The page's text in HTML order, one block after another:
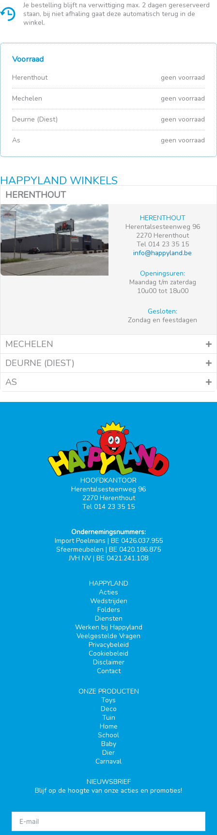
Je bestelling blijft na verwittiging max. 2 dagen gereserveerd
staan, bij niet afhaling gaat deze automatisch terug in de
winkel.
Voorraad
Herenthout geen voorraad
Mechelen geen voorraad
Deurne (Diest) geen voorraad
As geen voorraad
HAPPYLAND WINKELS
HERENTHOUT
HERENTHOUT
Herentalsesteenweg 96
2270 Herenthout
Tel 014 23 35 15
info@happyland.be
Openingsuren:
Maandag t/m zaterdag
10u00 tot 18u00
Gesloten:
Zondag en feestdagen
MECHELEN
DEURNE (DIEST)
AS
HOOFDKANTOOR
Herentalsesteenweg 96
2270 Herenthout
Tel 014 23 35 15
Ondernemingsnummers:
Import Poelmans | BE 0426.037.955
Sfeermeubelen | BE 0420.186.875
JVH NV | BE 0421.241.108
HAPPYLAND
Acties
Wedstrijden
Folders
Diensten
Werken bij Happyland
Veelgestelde Vragen
Privacybeleid
Cookiebeleid
Disclaimer
Contact
ONZE PRODUCTEN
Toys
Deco
Tuin
Home
School
Baby
Dier
Carnaval
NIEUWSBRIEF
Blijf op de hoogte van onze acties en promoties!